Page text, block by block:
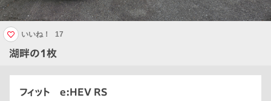
湖畔の1枚
いいね！ 17
フィット e:HEV RS